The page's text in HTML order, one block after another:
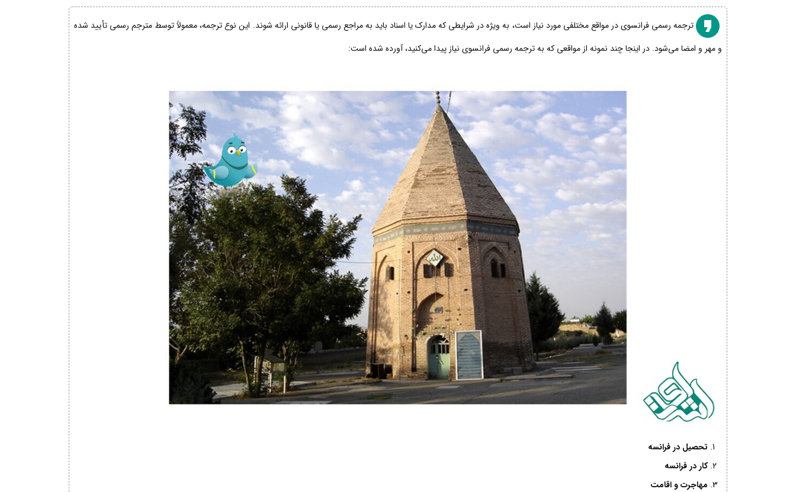
ترجمه رسمی فرانسوی در مواقع مختلفی مورد نیاز است، به ویژه در شرایطی که مدارک یا اسناد باید به مراجع رسمی یا قانونی ارائه شوند. این نوع ترجمه، معمولاً توسط مترجم رسمی تأیید شده
و مهر و امضا می‌شود. در اینجا چند نمونه از مواقعی که به ترجمه رسمی فرانسوی نیاز پیدا می‌کنید، آورده شده است:
تحصیل در فرانسه
کار در فرانسه
مهاجرت و اقامت